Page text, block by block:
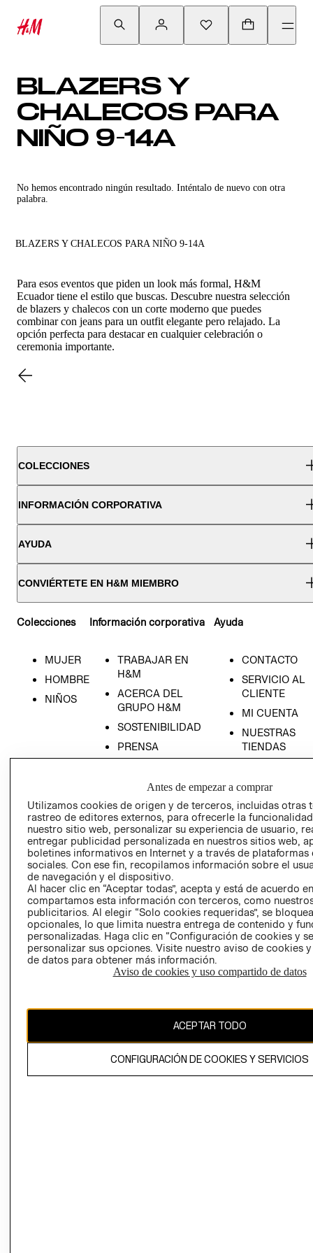
BLAZERS Y
CHALECOS PARA
NIÑO 9-14A
No hemos encontrado ningún resultado. Inténtalo de nuevo con otra
palabra.
BLAZERS Y CHALECOS PARA NIÑO 9-14A
Para esos eventos que piden un look más formal, H&M
Ecuador tiene el estilo que buscas. Descubre nuestra selección
de blazers y chalecos con un corte moderno que puedes
combinar con jeans para un outfit elegante pero relajado. La
opción perfecta para destacar en cualquier celebración o
ceremonia importante.
COLECCIONES
INFORMACIÓN CORPORATIVA
AYUDA
CONVIÉRTETE EN H&M MIEMBRO
Colecciones
MUJER
HOMBRE
NIÑOS
Información corporativa
TRABAJAR EN
H&M
ACERCA DEL
GRUPO H&M
SOSTENIBILIDAD
PRENSA
POLÍTICA
EMPRESARIAL
Ayuda
CONTACTO
SERVICIO AL
CLIENTE
MI CUENTA
NUESTRAS
TIENDAS
AVISO DE
PRIVACIDAD
GIFT CARD
AVISO DE
COOKIES
LIBRO DE
Antes de empezar a comprar
Utilizamos cookies de origen y de terceros, incluidas otras
rastreo de editores externos, para ofrecerle la
nuestro sitio web, personalizar su experiencia de usuario,
entregar publicidad personalizada en nuestros sitios web,
boletines informativos en Internet y a través de plataformas
sociales. Con ese fin, recopilamos información sobre el
de navegación y el dispositivo.
Al hacer clic en “Aceptar todas”, acepta y está de acuerdo
compartamos esta información con terceros, como
publicitarios. Al elegir “Solo cookies requeridas”, se
opcionales, lo que limita nuestra entrega de contenido y
personalizadas. Haga clic en “Configuración de cookies y
personalizar sus opciones. Visite nuestro aviso de cookies
de datos para obtener más información.
Aviso de cookies y uso compartido de datos
ACEPTAR TODO
CONFIGURACIÓN DE COOKIES Y SERVICIOS